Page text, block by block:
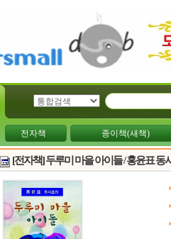
전자책 종이책(새책)
[전자책] 두루미 마을 아이들 / 홍윤표 동